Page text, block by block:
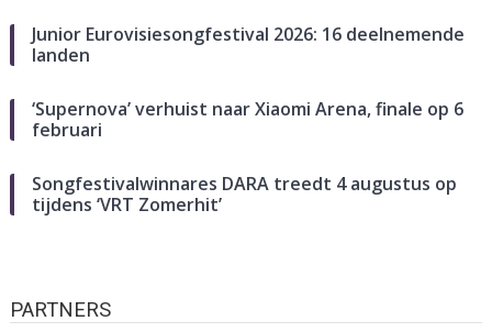
Junior Eurovisiesongfestival 2026: 16 deelnemende
landen
‘Supernova’ verhuist naar Xiaomi Arena, finale op 6
februari
Songfestivalwinnares DARA treedt 4 augustus op
tijdens ‘VRT Zomerhit’
PARTNERS